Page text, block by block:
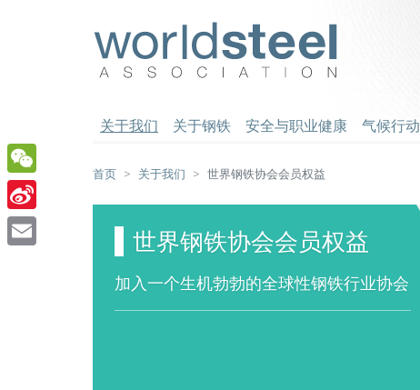
关于我们 关于钢铁 安全与职业健康 气候行动
首页 关于我们 世界钢铁协会会员权益
世界钢铁协会会员权益
加入一个生机勃勃的全球性钢铁行业协会
WeChat
Sina